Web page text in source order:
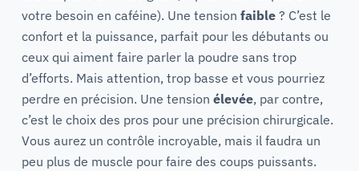
votre besoin en caféine). Une tension faible? C’est le
confort et la puissance, parfait pour les débutants ou
ceux qui aiment faire parler la poudre sans trop
d’efforts. Mais attention, trop basse et vous pourriez
perdre en précision. Une tension élevée, par contre,
c’est le choix des pros pour une précision chirurgicale.
Vous aurez un contrôle incroyable, mais il faudra un
peu plus de muscle pour faire des coups puissants.